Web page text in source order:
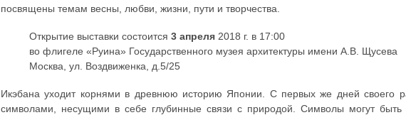
посвящены темам весны, любви, жизни, пути и творчества.
Открытие выставки состоится3 апреля 2018 г. в 17:00
во флигеле «Руина» Государственного музея архитектуры имени А.В. Щусева
Москва, ул. Воздвиженка, д.5/25
Икэбана уходит корнями в древнюю историю Японии. С первых же дней своего
символами, несущими в себе глубинные связи с природой. Символы могут быть